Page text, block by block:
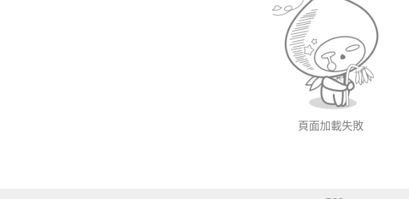
頁面加載失敗